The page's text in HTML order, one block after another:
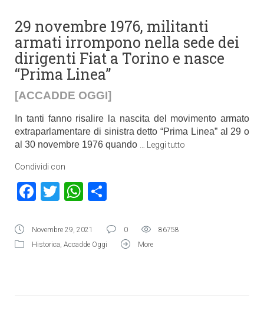
29 novembre 1976, militanti
armati irrompono nella sede dei
dirigenti Fiat a Torino e nasce
“Prima Linea”
[ACCADDE OGGI]
In tanti fanno risalire la nascita del movimento armato
extraparlamentare di sinistra detto “Prima Linea” al 29 o
al 30 novembre 1976 quando
Leggi tutto
Condividi con
Facebook
TwitterWhatsApp
Novembre 29, 2021 0
86758
Historica, Accadde Oggi More